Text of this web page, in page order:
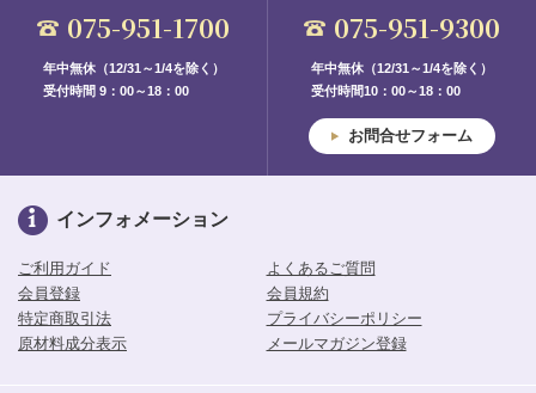
075-951-1700
年中無休（12/31～1/4を除く）
受付時間 9：00～18：00
075-951-9300
年中無休（12/31～1/4を除く）
受付時間10：00～18：00
お問合せフォーム
インフォメーション
ご利用ガイド
よくあるご質問
会員登録
会員規約
特定商取引法
プライバシーポリシー
原材料成分表示
メールマガジン登録